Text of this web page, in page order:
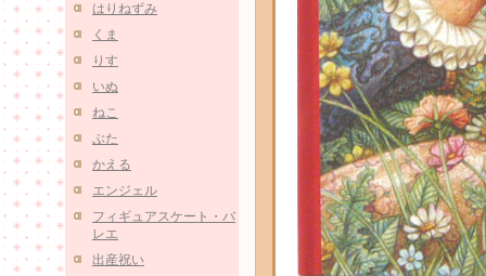
はりねずみ
くま
りす
いぬ
ねこ
ぶた
かえる
エンジェル
フィギュアスケート・バ
レエ
出産祝い